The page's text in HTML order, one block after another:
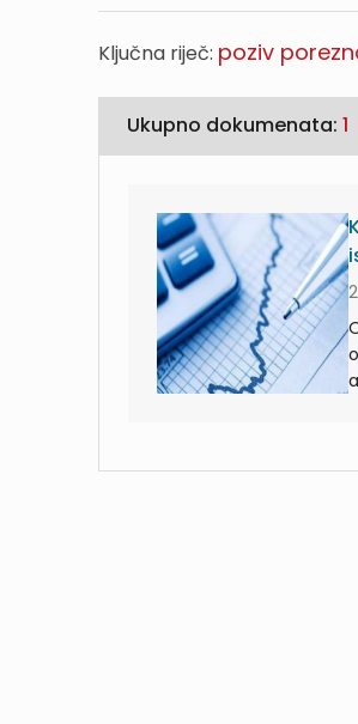
Ključna riječ: poziv
Ukupno dokumenata: 1